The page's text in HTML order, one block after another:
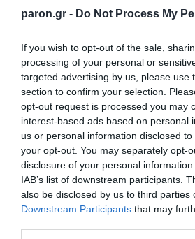
paron.gr - Do Not Process My
If you wish to opt-out of the sale,
processing of your personal or
targeted advertising by us, please use
section to confirm your selection.
opt-out request is processed you may
interest-based ads based on personal
us or personal information disclosed
your opt-out. You may separately opt-
disclosure of your personal
IAB’s list of downstream participants.
also be disclosed by us to third parties
Downstream Participants that may
ΠΑΤΗΣΤΕ ΓΙΑ LIVE
Live ενημέρωση για Κηφισό, Αττική Οδό
paron.gr